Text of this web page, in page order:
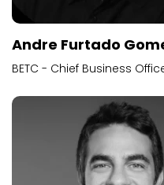
Andre Furtado
BETC - Chief Business